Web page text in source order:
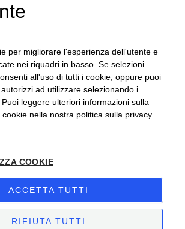
Vitivinicole S.r.l. | Strada
34 | 12051 Alba (CN) | Tel.
|ceretto@ceretto.com
Tel. +39 0173 268033 |
visit@ceretto.com
per migliorare l'esperienza dell'utente e
nei riquadri in basso. Se selezioni
all'uso di tutti i cookie, oppure puoi
ad utilizzare selezionando i
leggere ulteriori informazioni sulla
nella nostra politica sulla privacy.
COOKIE
ACCETTA TUTTI
RIFIUTA TUTTI